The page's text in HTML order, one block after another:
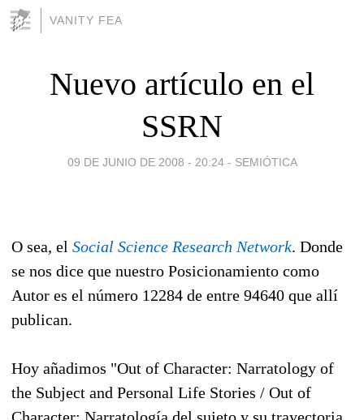
VANITY FEA
Nuevo artículo en el
SSRN
09 DE JUNIO DE 2008 - 20:24 - SEMIÓTICA
O sea, el Social Science Research Network. Donde
se nos dice que nuestro Posicionamiento como
Autor es el número 12284 de entre 94640 que allí
publican.
Hoy añadimos "Out of Character: Narratology of
the Subject and Personal Life Stories / Out of